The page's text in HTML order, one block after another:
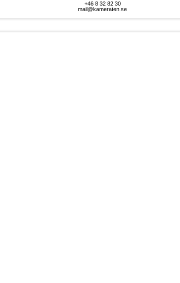
+46 8 32 82 30
mail@kameraten.se